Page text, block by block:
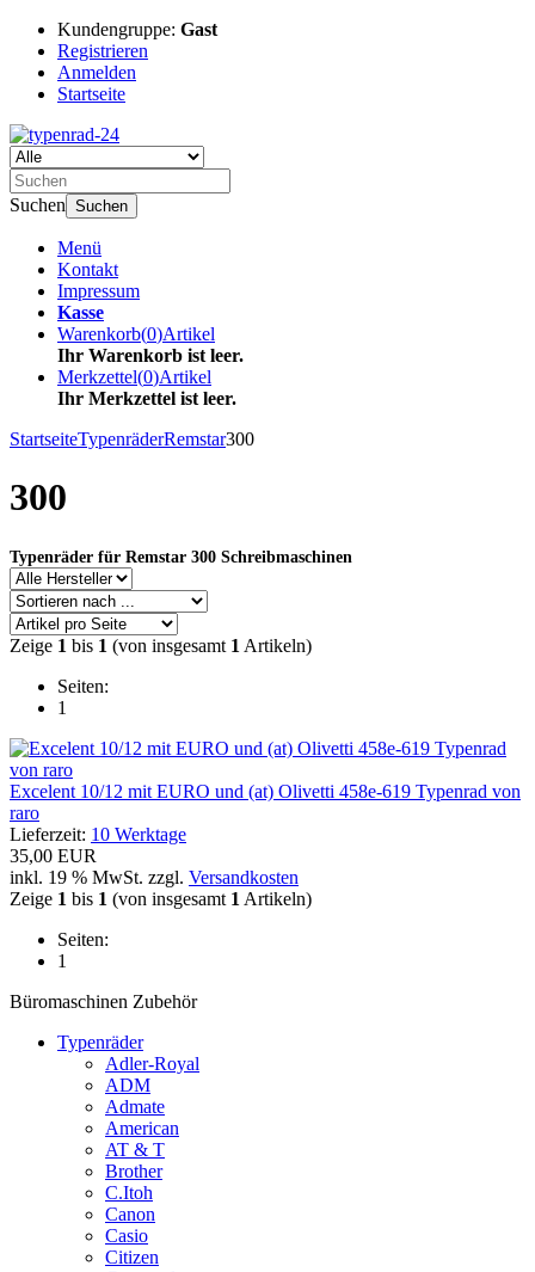
Kundengruppe: Gast
Registrieren
Anmelden
Startseite
Suchen Suchen
Menü
Kontakt
Impressum
Kasse
Warenkorb(0)Artikel
Ihr Warenkorb ist leer.
Merkzettel(0)Artikel
Ihr Merkzettel ist leer.
StartseiteTypenräderRemstar300
300
Typenräder für Remstar 300 Schreibmaschinen
Zeige 1 bis 1 (von insgesamt 1 Artikeln)
Seiten:
1
Excelent 10/12 mit EURO und (at) Olivetti 458e-619 Typenrad von
raro
Lieferzeit: 10 Werktage
35,00 EUR
inkl. 19 % MwSt. zzgl. Versandkosten
Zeige 1 bis 1 (von insgesamt 1 Artikeln)
Seiten:
1
Büromaschinen Zubehör
Typenräder
Adler-Royal
ADM
Admate
American
AT & T
Brother
C.Itoh
Canon
Casio
Citizen